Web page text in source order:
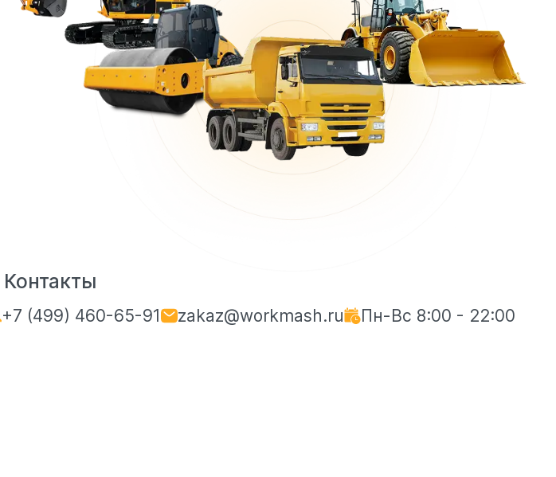
Контакты
+7 (499) 460-65-91 zakaz@workmash.ru Пн-Вс 8:00 - 22:00